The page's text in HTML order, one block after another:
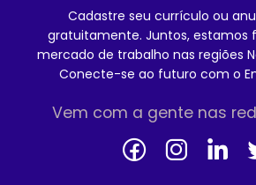
Cadastre seu currículo ou
gratuitamente. Juntos, estamos
mercado de trabalho nas regiões
Conecte-se ao futuro com o
Vem com a gente nas